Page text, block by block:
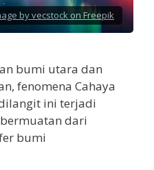
by vecstock on Freepik
bumi utara dan
fenomena Cahaya
ini terjadi
dari
bumi